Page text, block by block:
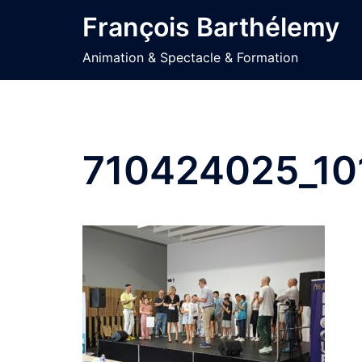
François Barthélemy
Animation & Spectacle & Formation